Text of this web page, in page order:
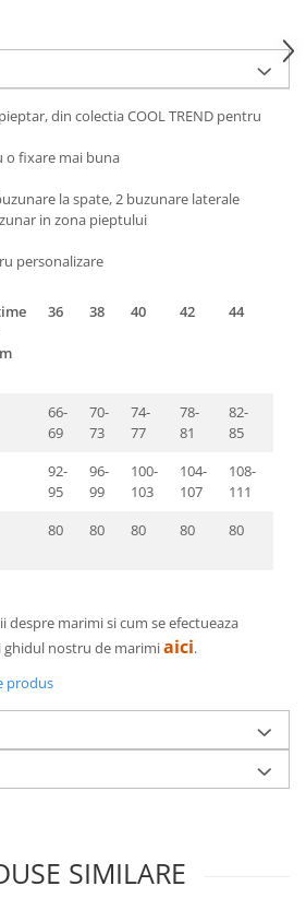
din colectia COOL TREND pentru
o fixare mai buna
la spate, 2 buzunare laterale
in zona pieptului
personalizare
36 38 40 42 44
66-
69
70-
73
74-
77
78-
81
82-
85
92-
95
96-
99
100-
103
104-
107
108-
111
80 80 80 80 80
despre marimi si cum se efectueaza
nostru de marimiaici.
produs
SIMILARE